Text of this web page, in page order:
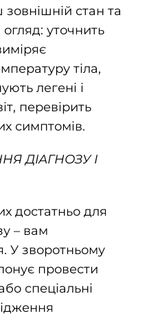
стан та
уточнить
тіла,
легені і
перевірить
симптомів.
ДІАГНОЗУ І
достатньо для
– вам
У зворотньому
провести
спеціальні